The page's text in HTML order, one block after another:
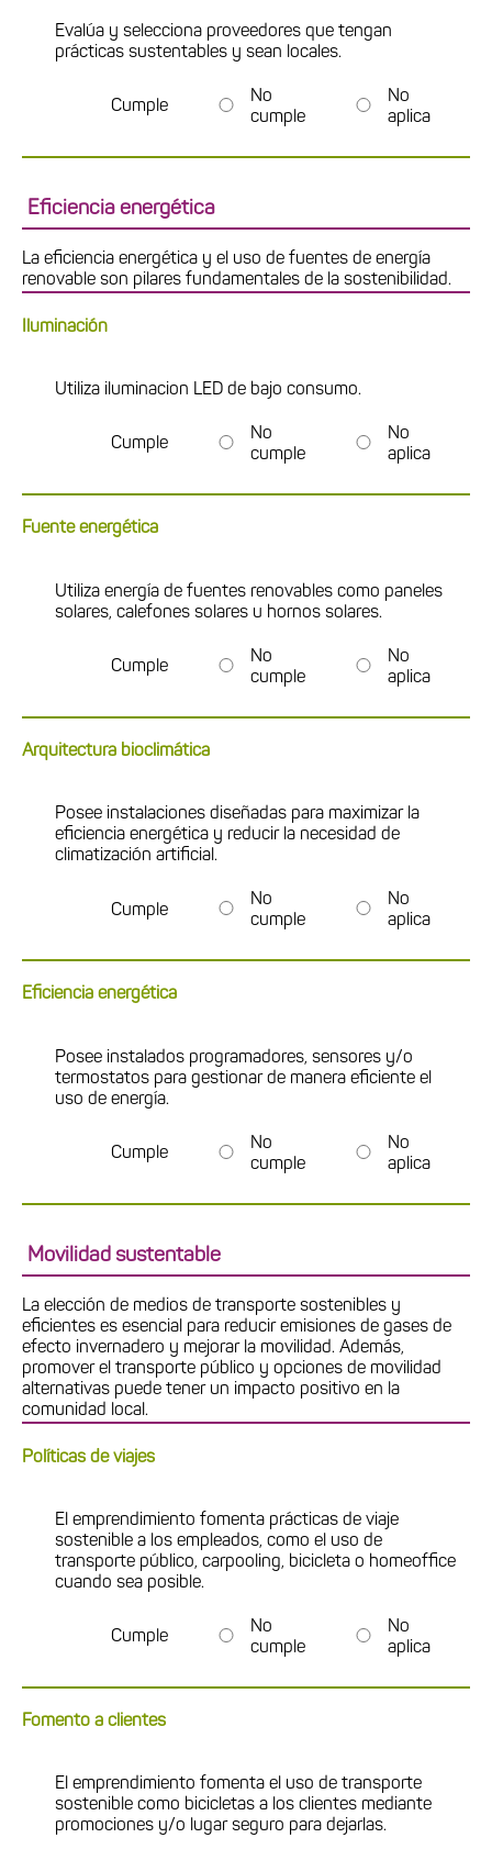
Evalúa y selecciona proveedores que tengan
prácticas sustentables y sean locales.
Cumple
No
cumple
No
aplica
Eficiencia energética
La eficiencia energética y el uso de fuentes de energía
renovable son pilares fundamentales de la sostenibilidad.
Iluminación
Utiliza iluminacion LED de bajo consumo.
Cumple
No
cumple
No
aplica
Fuente energética
Utiliza energía de fuentes renovables como paneles
solares, calefones solares u hornos solares.
Cumple
No
cumple
No
aplica
Arquitectura bioclimática
Posee instalaciones diseñadas para maximizar la
eficiencia energética y reducir la necesidad de
climatización artificial.
Cumple
No
cumple
No
aplica
Eficiencia energética
Posee instalados programadores, sensores y/o
termostatos para gestionar de manera eficiente el
uso de energía.
Cumple
No
cumple
No
aplica
Movilidad sustentable
La elección de medios de transporte sostenibles y
eficientes es esencial para reducir emisiones de gases de
efecto invernadero y mejorar la movilidad. Además,
promover el transporte público y opciones de movilidad
alternativas puede tener un impacto positivo en la
comunidad local.
Políticas de viajes
El emprendimiento fomenta prácticas de viaje
sostenible a los empleados, como el uso de
transporte público, carpooling, bicicleta o homeoffice
cuando sea posible.
Cumple
No
cumple
No
aplica
Fomento a clientes
El emprendimiento fomenta el uso de transporte
sostenible como bicicletas a los clientes mediante
promociones y/o lugar seguro para dejarlas.